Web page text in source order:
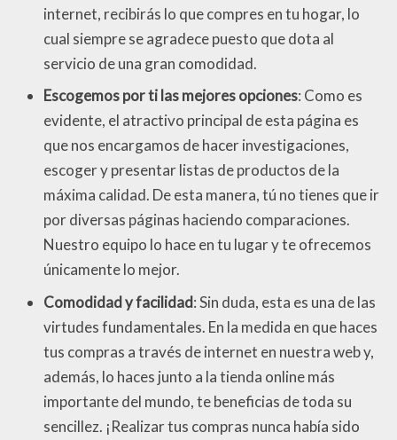
internet, recibirás lo que compres en tu hogar, lo
cual siempre se agradece puesto que dota al
servicio de una gran comodidad.
Escogemos por ti las mejores opciones: Como es
evidente, el atractivo principal de esta página es
que nos encargamos de hacer investigaciones,
escoger y presentar listas de productos de la
máxima calidad. De esta manera, tú no tienes que ir
por diversas páginas haciendo comparaciones.
Nuestro equipo lo hace en tu lugar y te ofrecemos
únicamente lo mejor.
Comodidad y facilidad: Sin duda, esta es una de las
virtudes fundamentales. En la medida en que haces
tus compras a través de internet en nuestra web y,
además, lo haces junto a la tienda online más
importante del mundo, te beneficias de toda su
sencillez. ¡Realizar tus compras nunca había sido